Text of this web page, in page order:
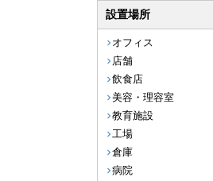
設置場所
オフィス
店舗
飲食店
美容・理容室
教育施設
工場
倉庫
病院